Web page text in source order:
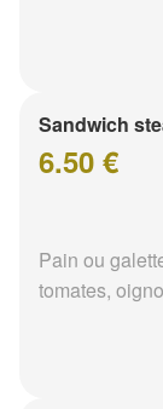
Sandwich
6.50 €
Pain ou
tomates,